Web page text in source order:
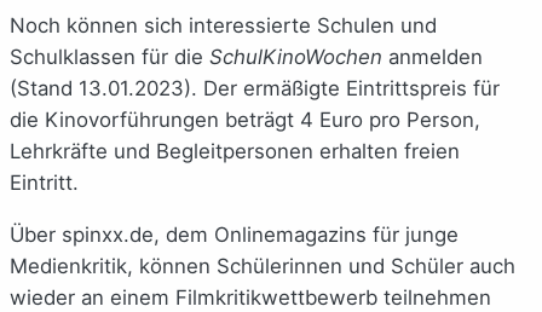
Noch können sich interessierte Schulen und
Schulklassen für die SchulKinoWochen anmelden
(Stand 13.01.2023). Der ermäßigte Eintrittspreis für
die Kinovorführungen beträgt 4 Euro pro Person,
Lehrkräfte und Begleitpersonen erhalten freien
Eintritt.
Über spinxx.de, dem Onlinemagazins für junge
Medienkritik, können Schülerinnen und Schüler auch
wieder an einem Filmkritikwettbewerb teilnehmen